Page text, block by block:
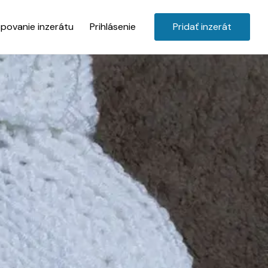
inzerátu Prihlásenie Pridať inzerát